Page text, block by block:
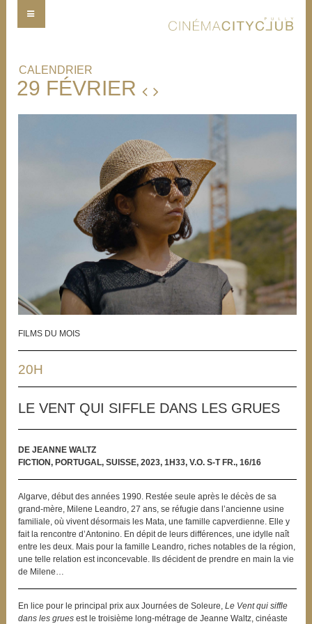
29 FÉVRIER
FILMS DU MOIS
20H
LE VENT QUI SIFFLE DANS LES GRUES
DE JEANNE WALTZ
FICTION, PORTUGAL, SUISSE, 2023, 1H33, V.O. S-T FR., 16/16
Algarve, début des années 1990. Restée seule après le décès de sa
grand-mère, Milene Leandro, 27 ans, se réfugie dans l’ancienne usine
familiale, où vivent désormais les Mata, une famille capverdienne. Elle y
fait la rencontre d’Antonino. En dépit de leurs différences, une idylle naît
entre les deux. Mais pour la famille Leandro, riches notables de la région,
une telle relation est inconcevable. Ils décident de prendre en main la vie
de Milene…
En lice pour le principal prix aux Journées de Soleure, Le Vent qui siffle
dans les gruesest le troisième long-métrage de Jeanne Waltz, cinéaste
CALENDRIER